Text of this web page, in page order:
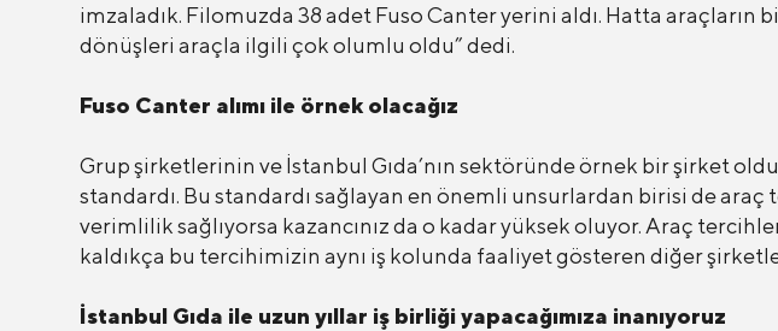
imzaladık. Filomuzda 38 adet Fuso Canter yerini aldı. Hatta araçların
dönüşleri araçla ilgili çok olumlu oldu” dedi.
Fuso Canter alımı ile örnek olacağız
Grup şirketlerinin ve İstanbul Gıda’nın sektöründe örnek bir şirket
standardı. Bu standardı sağlayan en önemli unsurlardan birisi de
verimlilik sağlıyorsa kazancınız da o kadar yüksek oluyor. Araç
kaldıkça bu tercihimizin aynı iş kolunda faaliyet gösteren diğer
İstanbul Gıda ile uzun yıllar iş birliği yapacağımıza inanıyoruz